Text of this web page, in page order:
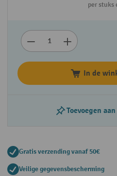
per stuks
In de
Toevoegen
Gratis verzending vanaf 50€
Veilige gegevensbescherming